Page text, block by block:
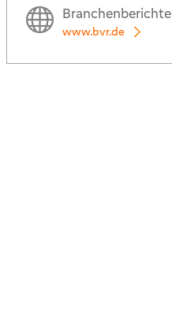
Branchenberichte
www.bvr.de